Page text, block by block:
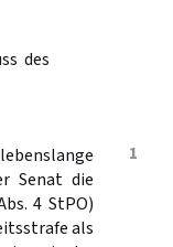
des
1
Senat die
4 StPO)
als